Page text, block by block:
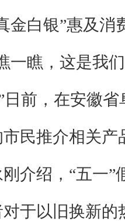
金白银”惠及消
一瞧，这是我
日前，在安徽
民推介相关产
介绍，“五一”
于以旧换新